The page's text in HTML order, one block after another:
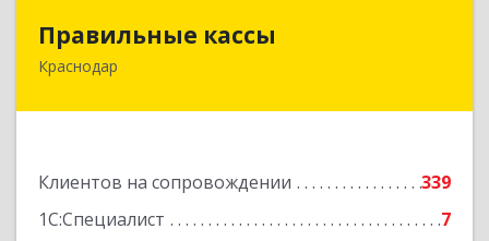
Правильные кассы
Краснодар
Клиентов на сопровождении
339
1С:Специалист
7
350075, Краснодарский край, Краснодар г, им